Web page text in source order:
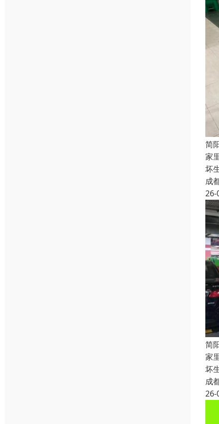
简
家
坏
成
26-
简
家
坏
成
26-